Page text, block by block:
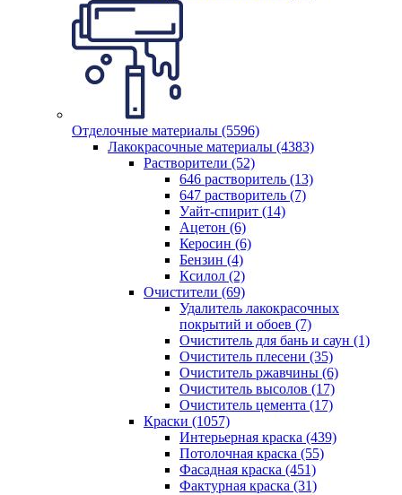
Отделочные материалы (5596)
Лакокрасочные материалы (4383)
Растворители (52)
646 растворитель (13)
647 растворитель (7)
Уайт-спирит (14)
Ацетон (6)
Керосин (6)
Бензин (4)
Ксилол (2)
Очистители (69)
Удалитель лакокрасочных
покрытий и обоев (7)
Очиститель для бань и саун (1)
Очиститель плесени (35)
Очиститель ржавчины (6)
Очиститель высолов (17)
Очиститель цемента (17)
Краски (1057)
Интерьерная краска (439)
Потолочная краска (55)
Фасадная краска (451)
Фактурная краска (31)